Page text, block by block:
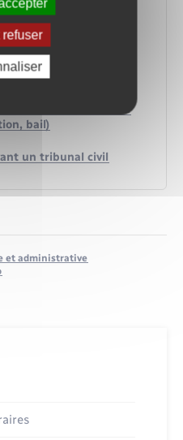
civil devant le
TGI/TI)
(ex-tribunal
de la protection
bail)
un tribunal civil
et administrative
refuser